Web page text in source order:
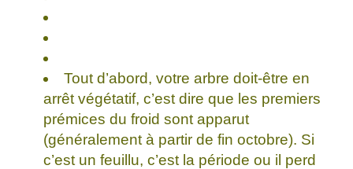
Tout d’abord, votre arbre doit-être en
arrêt végétatif, c’est dire que les premiers
prémices du froid sont apparut
(généralement à partir de fin octobre). Si
c’est un feuillu, c’est la période ou il perd